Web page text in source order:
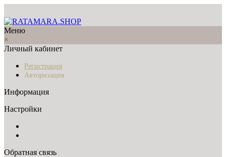
Меню
×
Личный кабинет
Регистрация
Авторизация
Информация
Настройки
Обратная связь